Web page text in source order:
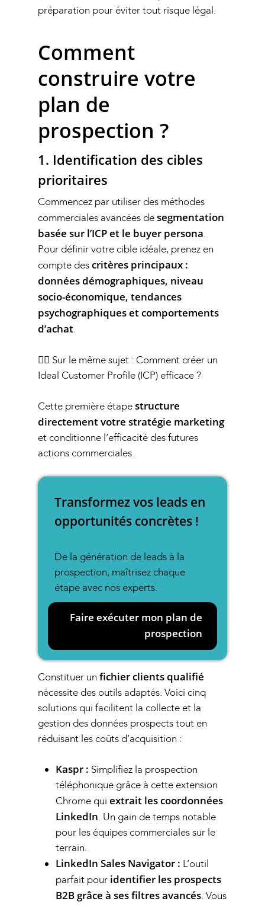
préparation pour éviter tout risque légal.
Comment
construire votre
plan de
prospection ?
1. Identification des cibles
prioritaires
Commencez par utiliser des méthodes
commerciales avancées desegmentation
basée sur l’ICP et le buyer persona.
Pour définir votre cible idéale, prenez en
compte descritères principaux :
données démographiques, niveau
socio-économique, tendances
psychographiques et comportements
d’achat.
👉🏻 Sur le même sujet : Comment créer un
Ideal Customer Profile (ICP) efficace ?
Cette première étapestructure
directement votre stratégie marketing
et conditionne l’efficacité des futures
actions commerciales.
Transformez vos leads en
opportunités concrètes !
De la génération de leads à la
prospection, maîtrisez chaque
étape avec nos experts.
Faire exécuter mon plan de
prospection
Constituer unfichier clients qualifié
nécessite des outils adaptés. Voici cinq
solutions qui facilitent la collecte et la
gestion des données prospects tout en
réduisant les coûts d’acquisition :
Kaspr : Simplifiez la prospection
téléphonique grâce à cette extension
Chrome qui extrait les coordonnées
LinkedIn. Un gain de temps notable
pour les équipes commerciales sur le
terrain.
LinkedIn Sales Navigator : L’outil
parfait pour identifier les prospects
B2B grâce à ses filtres avancés. Vous